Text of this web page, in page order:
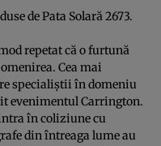
de Pata Solară 2673.
repetat că o furtună
Cea mai
specialiştii în domeniu
evenimentul Carrington.
în coliziune cu
din întreaga lume au